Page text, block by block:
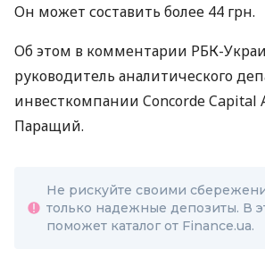
Он может составить более 44 грн.
Об этом в комментарии РБК-
руководитель аналитического
инвесткомпании Concorde Capital
Паращий.
Не рискуйте своими
только надежные депозиты. В
поможет каталог от Finance.ua.